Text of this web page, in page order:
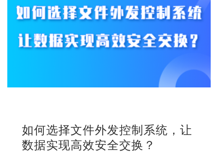
如何选择文件外发控制系统，让
数据实现高效安全交换？